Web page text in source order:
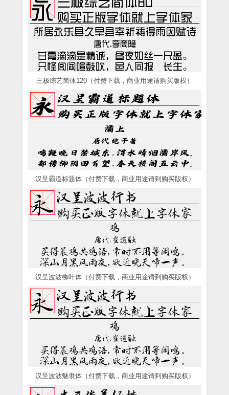
三极综艺简体120（付费下载，商业用途请购买版权）
汉呈霸道标题体（付费下载，商业用途请到购买版权）
汉呈波波柳叶体（付费下载，商业用途请到购买版权）
汉呈波波魅隶体（付费下载，商业用途请到购买版权）